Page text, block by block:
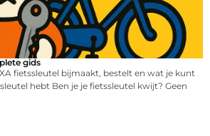
gids
fietssleutel bijmaakt, bestelt en wat je kunt
hebt Ben je je fietssleutel kwijt? Geen